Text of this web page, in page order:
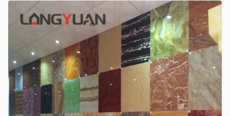
Versátil, Diseño Interior Moderno, Fácil
Instalación